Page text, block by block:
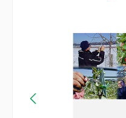
Ignorer la galerie d'images